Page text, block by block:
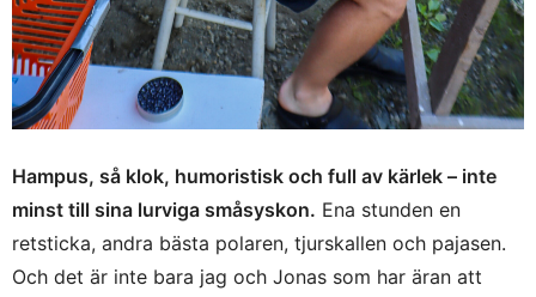
Hampus, så klok, humoristisk och full av kärlek – inte
minst till sina lurviga småsyskon. Ena stunden en
retsticka, andra bästa polaren, tjurskallen och pajasen.
Och det är inte bara jag och Jonas som har äran att